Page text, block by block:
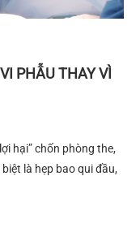
PHẪU THAY VÌ
hại” chốn phòng the,
là hẹp bao qui đầu,